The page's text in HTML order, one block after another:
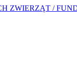
ZWIERZĄT /